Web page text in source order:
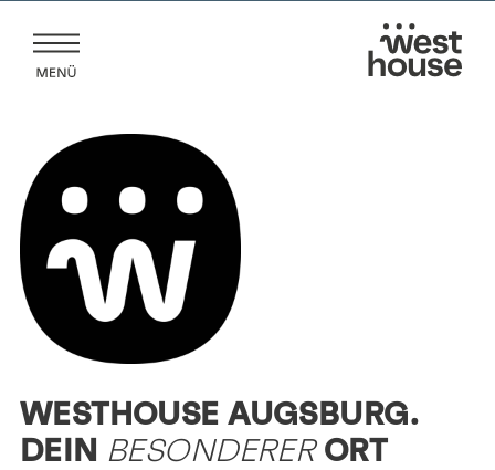
Inhalt
springen
WESTHOUSE AUGSBURG.
DEIN BESONDERERORT